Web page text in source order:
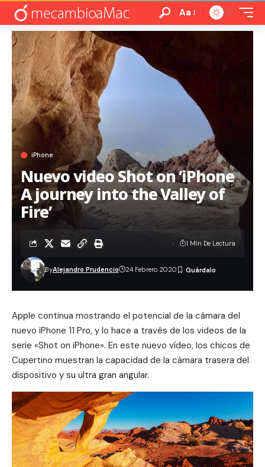
Aa
iPhone
Nuevo video Shot on ‘iPhone
A journey into the Valley of
Fire’
ByAlejandro Prudencio 24 Febrero 2020
1 Min De Lectura
Apple continua mostrando el potencial de la cámara del
nuevo iPhone 11 Pro, y lo hace a través de los videos de la
serie «Shot on iPhone». En este nuevo vídeo, los chicos de
Cupertino muestran la capacidad de la cámara trasera del
dispositivo y su ultra gran angular.